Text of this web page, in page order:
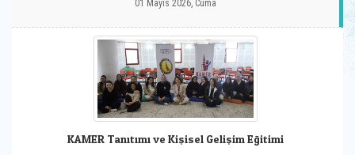
01 Mayıs 2026, Cuma
KAMER Tanıtımı ve Kişisel Gelişim Eğitimi